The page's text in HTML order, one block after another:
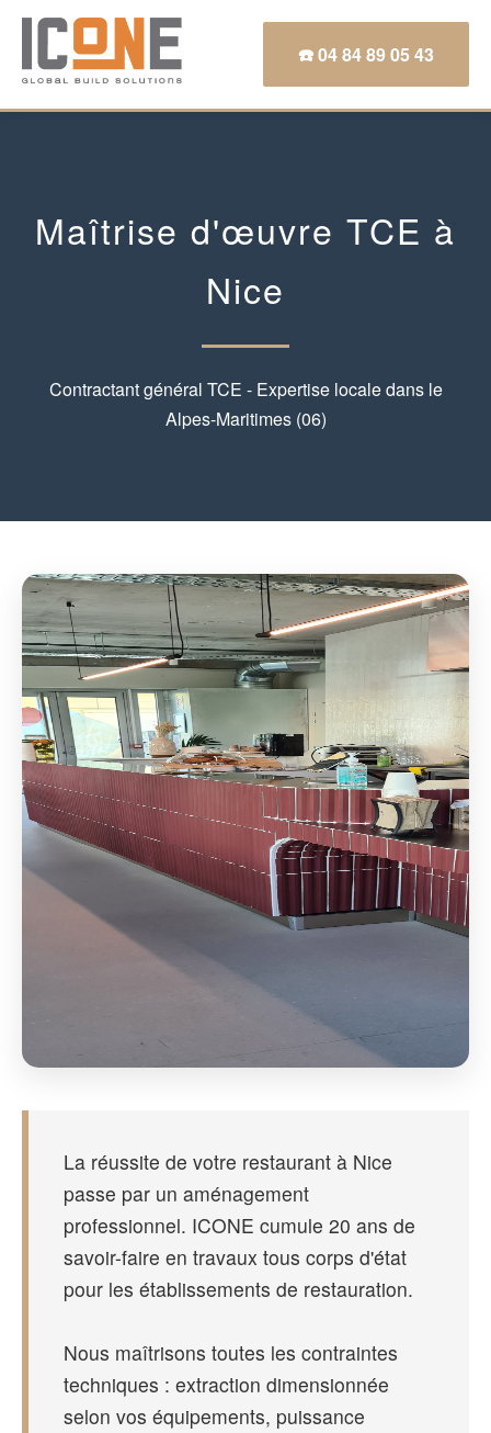
☎️ 04 84 89 05 43
Maîtrise d'œuvre TCE à
Nice
Contractant général TCE - Expertise locale dans le
Alpes-Maritimes (06)
La réussite de votre restaurant à Nice
passe par un aménagement
professionnel. ICONE cumule 20 ans de
savoir-faire en travaux tous corps d'état
pour les établissements de restauration.
Nous maîtrisons toutes les contraintes
techniques : extraction dimensionnée
selon vos équipements, puissance